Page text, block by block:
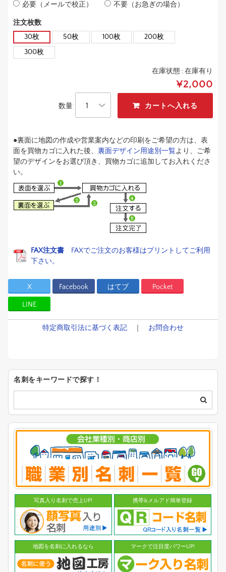
必要（メールで校正）
不要（お急ぎの場合）
注文枚数
30枚
50枚 100枚
200枚
300枚
在庫状態 :在庫有り
¥2,000
数量
●裏面に地図の作成や営業案内などの印刷をご希望の方は、表
面を買物カゴに入れた後、 裏面デザイン用途別一覧より、ご希
望のデザインをお選び頂き、買物カゴに追加してお入れくださ
い。
FAX注文書 FAXでご注文のお客様はプリントしてご利用
下さい。
X Facebook はてブ Pocket
LINE
特定商取引法に基づく表記 お問合わせ
名刺をキーワードで探す！
写真入り名刺で売上UP! 携帯&メルアド簡単登録
地図を名刺に入れるなら マークで注目度パワーUP!